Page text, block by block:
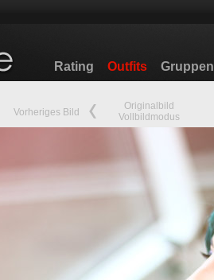
Rating Outfits Gruppen
Vorheriges Bild
Originalbild
Vollbildmodus